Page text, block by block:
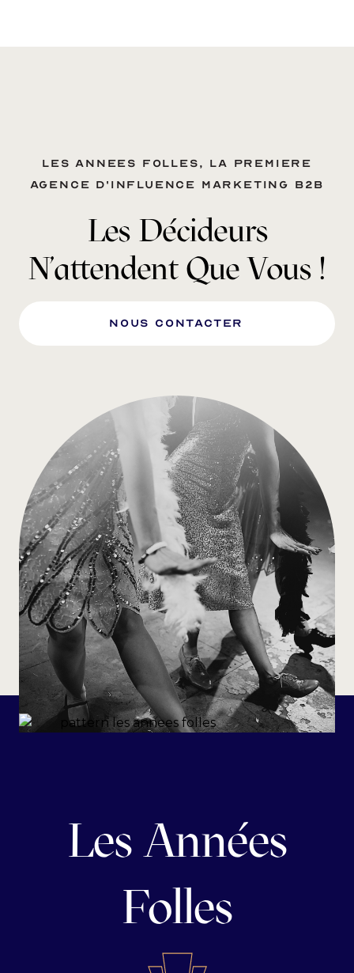
Les annees folles, la premiere
agence d'influence marketing B2B
Les Décideurs
N'attendent Que Vous !
nous Contacter
Les Années
Folles